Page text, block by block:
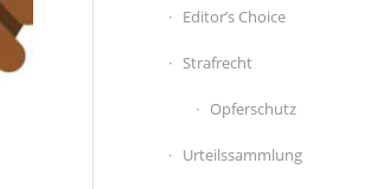
Editor’s Choice
Strafrecht
Opferschutz
Urteilssammlung